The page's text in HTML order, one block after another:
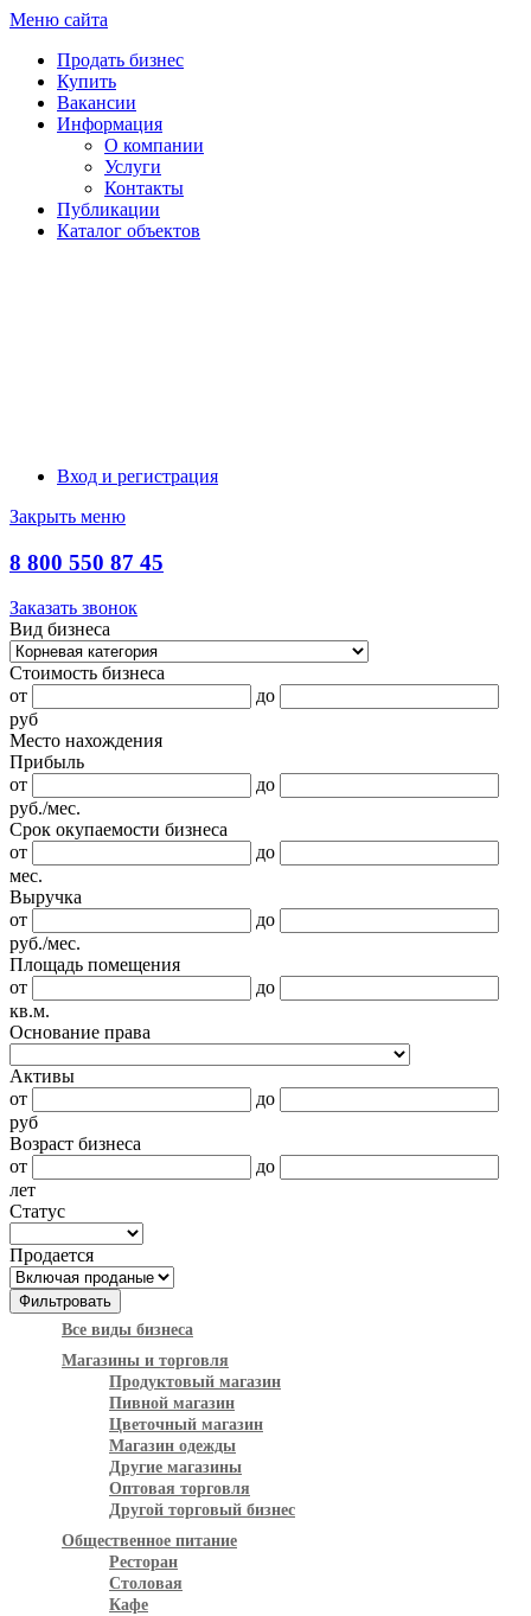
Меню сайта
Продать бизнес
Купить
Вакансии
Информация
О компании
Услуги
Контакты
Публикации
Каталог объектов
Вход и регистрация
Закрыть меню
8 800 550 87 45
Заказать звонок
Вид бизнеса
Стоимость бизнеса
от
до
руб
Место нахождения
Прибыль
от
до
руб./мес.
Срок окупаемости бизнеса
от
до
мес.
Выручка
от
до
руб./мес.
Площадь помещения
от
до
кв.м.
Основание права
Активы
от
до
руб
Возраст бизнеса
от
до
лет
Статус
Продается
Все виды бизнеса
Магазины и торговля
Продуктовый магазин
Пивной магазин
Цветочный магазин
Магазин одежды
Другие магазины
Оптовая торговля
Другой торговый бизнес
Общественное питание
Ресторан
Столовая
Кафе